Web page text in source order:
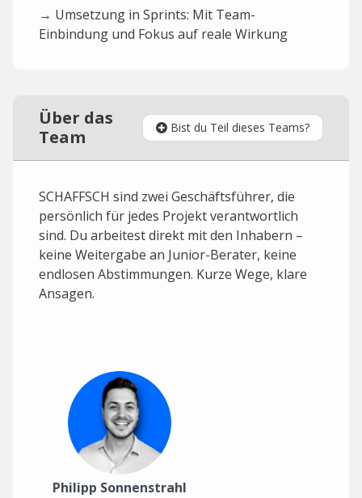
→ Umsetzung in Sprints: Mit Team-
Einbindung und Fokus auf reale Wirkung
Über das
Team
Bist du Teil dieses Teams?
SCHAFFSCH sind zwei Geschäftsführer, die
persönlich für jedes Projekt verantwortlich
sind. Du arbeitest direkt mit den Inhabern –
keine Weitergabe an Junior-Berater, keine
endlosen Abstimmungen. Kurze Wege, klare
Ansagen.
Philipp Sonnenstrahl